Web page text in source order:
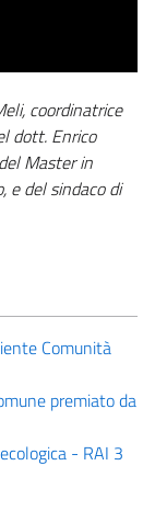
coordinatrice
dott. Enrico
Master in
e del sindaco di
Comunità
premiato da
- RAI 3